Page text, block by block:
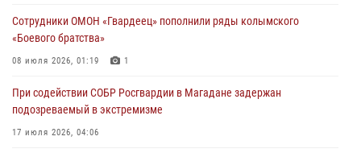
Начальник Главного штаба – первый заместитель директора
Росгвардии Герой России генерал-полковник Сергей Бойко
15 июля 2026, 06:21
Кинологический тандем из Магадана завоевал бронзу на
Сотрудники ОМОН «Гвардеец» пополнили ряды колымского
«Боевого братства»
08 июля 2026, 01:19 1
При содействии СОБР Росгвардии в Магадане задержан
подозреваемый в экстремизме
17 июля 2026, 04:06